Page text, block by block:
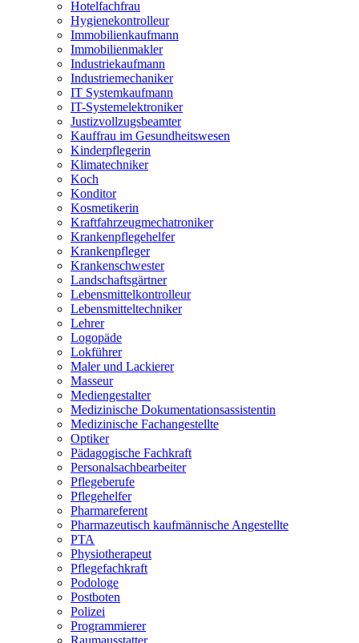
Hotelfachfrau
Hygienekontrolleur
Immobilienkaufmann
Immobilienmakler
Industriekaufmann
Industriemechaniker
IT Systemkaufmann
IT-Systemelektroniker
Justizvollzugsbeamter
Kauffrau im Gesundheitswesen
Kinderpflegerin
Klimatechniker
Koch
Konditor
Kosmetikerin
Kraftfahrzeugmechatroniker
Krankenpflegehelfer
Krankenpfleger
Krankenschwester
Landschaftsgärtner
Lebensmittelkontrolleur
Lebensmitteltechniker
Lehrer
Logopäde
Lokführer
Maler und Lackierer
Masseur
Mediengestalter
Medizinische Dokumentationsassistentin
Medizinische Fachangestellte
Optiker
Pädagogische Fachkraft
Personalsachbearbeiter
Pflegeberufe
Pflegehelfer
Pharmareferent
Pharmazeutisch kaufmännische Angestellte
PTA
Physiotherapeut
Pflegefachkraft
Podologe
Postboten
Polizei
Programmierer
Raumausstatter